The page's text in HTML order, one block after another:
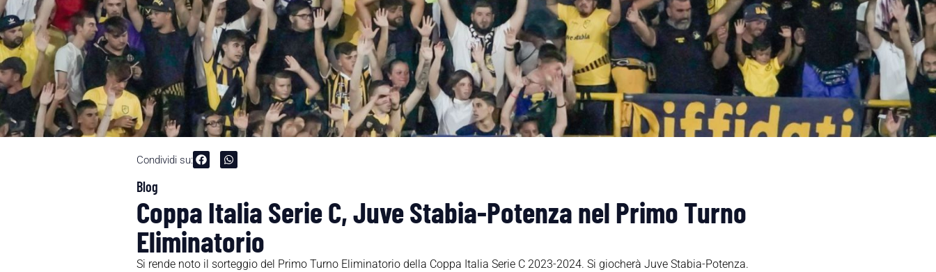
Condividi su:
Blog
Coppa Italia Serie C, Juve Stabia-Potenza nel Primo Turno
Eliminatorio
Si rende noto il sorteggio del Primo Turno Eliminatorio della Coppa Italia Serie C 2023-2024. Si giocherà Juve Stabia-Potenza.